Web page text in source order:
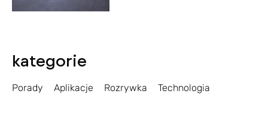
kategorie
Porady Aplikacje Rozrywka Technologia